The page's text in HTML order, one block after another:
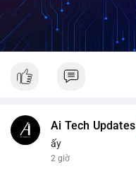
Ai Tech Updates
ấy
2 giờ